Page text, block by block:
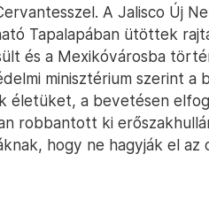
A Jalisco Új
Tapalapában ütöttek
és a Mexikóvárosba
minisztérium szerint a
a bevetésen
robbantott ki
hogy ne hagyják el az